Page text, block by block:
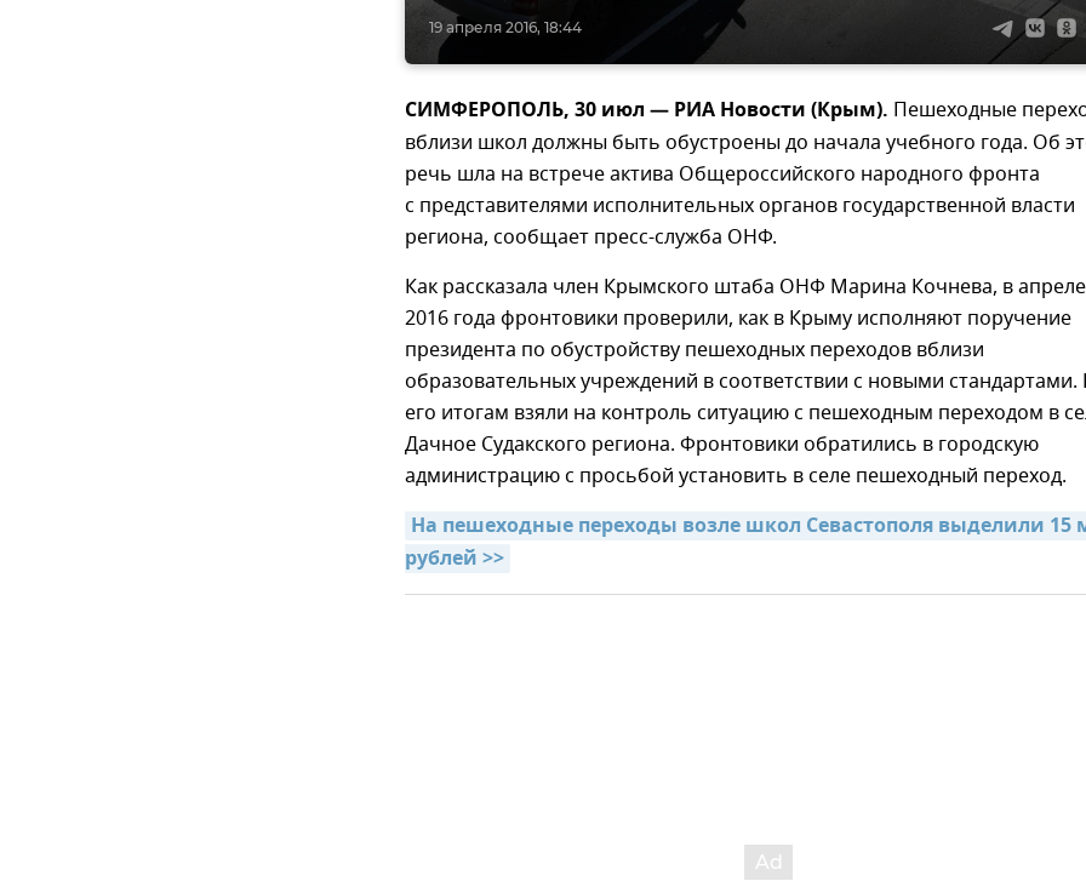
19 апреля 2016, 18:44
СИМФЕРОПОЛЬ, 30 июл — РИА Новости (Крым). Пешеходные
вблизи школ должны быть обустроены до начала учебного года. Об
речь шла на встрече актива Общероссийского народного фронта
с представителями исполнительных органов государственной власти
региона, сообщает пресс-служба ОНФ.
Как рассказала член Крымского штаба ОНФ Марина Кочнева, в апреле
2016 года фронтовики проверили, как в Крыму исполняют поручение
президента по обустройству пешеходных переходов вблизи
образовательных учреждений в соответствии с новыми стандартами.
его итогам взяли на контроль ситуацию с пешеходным переходом в
Дачное Судакского региона. Фронтовики обратились в городскую
администрацию с просьбой установить в селе пешеходный переход.
На пешеходные переходы возле школ Севастополя выделили 15
рублей >>